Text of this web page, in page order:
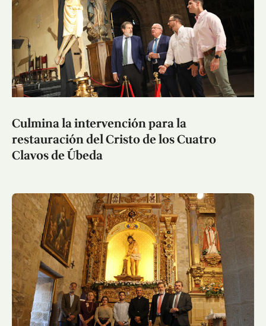
Culmina la intervención para la
restauración del Cristo de los Cuatro
Clavos de Úbeda